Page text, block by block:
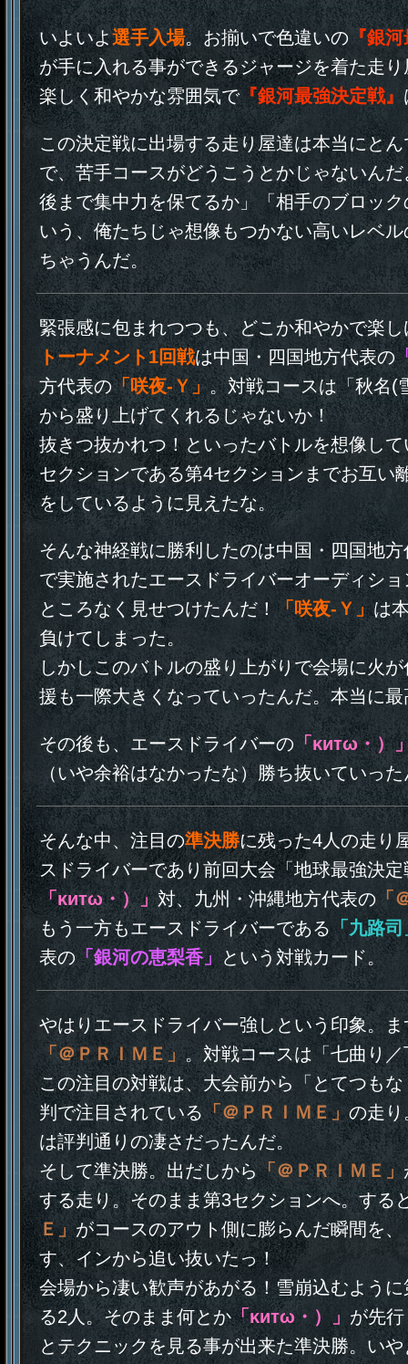
いよいよ選手入場。お揃いで色違いの『銀
が手に入れる事ができるジャージを着た走
楽しく和やかな雰囲気で『銀河最強決定戦』
この決定戦に出場する走り屋達は本当にと
で、苦手コースがどうこうとかじゃないん
後まで集中力を保てるか」「相手のブロッ
いう、俺たちじゃ想像もつかない高いレベ
ちゃうんだ。
緊張感に包まれつつも、どこか和やかで楽
トーナメント1回戦は中国・四国地方代表の
方代表の「咲夜‐Ｙ」。対戦コースは「秋名(
から盛り上げてくれるじゃないか！
抜きつ抜かれつ！といったバトルを想像し
セクションである第4セクションまでお互い
をしているように見えたな。
そんな神経戦に勝利したのは中国・四国地
で実施されたエースドライバーオーディシ
ところなく見せつけたんだ！「咲夜‐Ｙ」は
負けてしまった。
しかしこのバトルの盛り上がりで会場に火
援も一際大きくなっていったんだ。本当に
その後も、エースドライバーの 「κитω・）
（いや余裕はなかったな）勝ち抜いていっ
そんな中、注目の準決勝に残った4人の走り
スドライバーであり前回大会「地球最強決
「κитω・）」対、九州・沖縄地方代表の 「
もう一方もエースドライバーである 「九路司
表の「銀河の恵梨香」という対戦カード。
やはりエースドライバー強しという印象。ま
「＠ＰＲＩＭＥ」。対戦コースは「七曲り
この注目の対戦は、大会前から「とてつも
判で注目されている 「＠ＰＲＩＭＥ」の走り
は評判通りの凄さだったんだ。
そして準決勝。出だしから「＠ＰＲＩＭＥ」
する走り。そのまま第3セクションへ。する
Ｅ」がコースのアウト側に膨らんだ瞬間を、
す、インから追い抜いたっ！
会場から凄い歓声があがる！雪崩込むよう
る2人。そのまま何とか「κитω・）」 が先
とテクニックを見る事が出来た準決勝。い